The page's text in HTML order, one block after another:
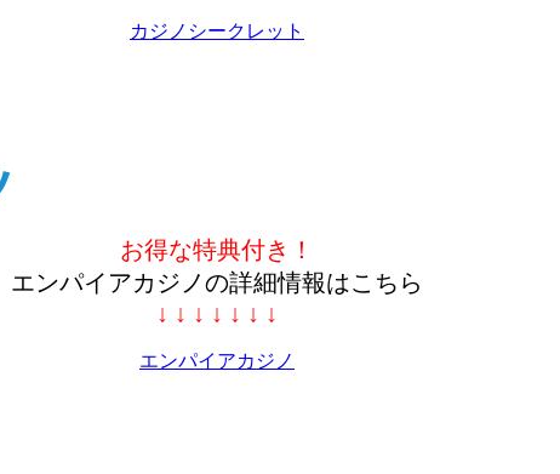
カジノシークレット
お得な特典付き！
エンパイアカジノの詳細情報はこちら
↓ ↓ ↓ ↓ ↓ ↓ ↓
エンパイアカジノ